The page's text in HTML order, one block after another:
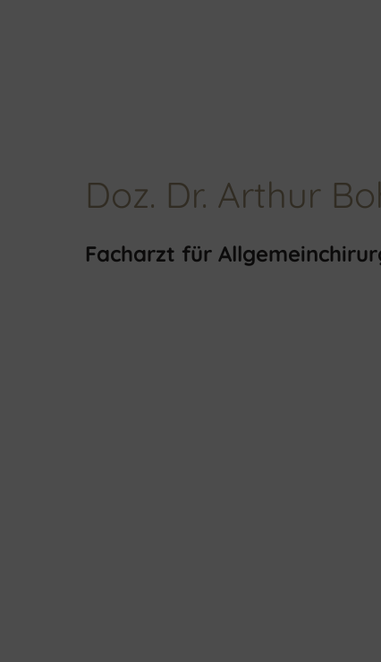
Doz. Dr. Arthur
Facharzt für